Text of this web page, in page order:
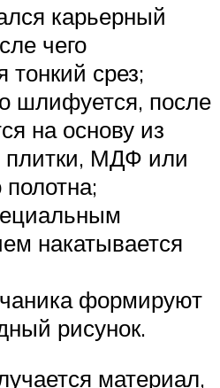
карьерный
чего
тонкий срез;
шлифуется, после
на основу из
плитки, МДФ или
накатывается
формируют
рисунок.
материал,